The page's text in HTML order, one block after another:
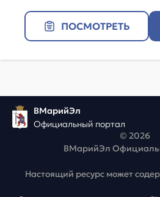
ПОСМОТРЕТЬ
ВМарийЭл
Официальный портал
© 2026
ВМарийЭл
Настоящий ресурс может